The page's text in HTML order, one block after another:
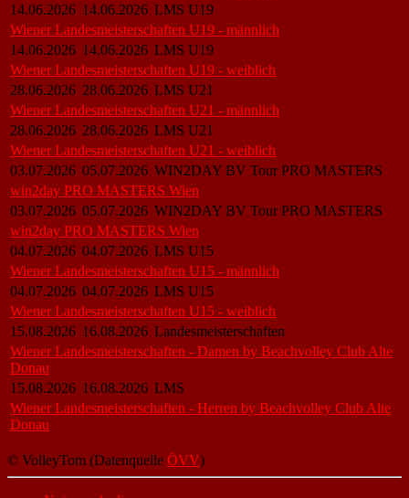
14.06.2026 14.06.2026 LMS U19
Wiener Landesmeisterschaften U19 - männlich
14.06.2026 14.06.2026 LMS U19
Wiener Landesmeisterschaften U19 - weiblich
28.06.2026 28.06.2026 LMS U21
Wiener Landesmeisterschaften U21 - männlich
28.06.2026 28.06.2026 LMS U21
Wiener Landesmeisterschaften U21 - weiblich
03.07.2026 05.07.2026 WIN2DAY BV Tour PRO MASTERS
win2day PRO MASTERS Wien
03.07.2026 05.07.2026 WIN2DAY BV Tour PRO MASTERS
win2day PRO MASTERS Wien
04.07.2026 04.07.2026 LMS U15
Wiener Landesmeisterschaften U15 - männlich
04.07.2026 04.07.2026 LMS U15
Wiener Landesmeisterschaften U15 - weiblich
15.08.2026 16.08.2026 Landesmeisterschaften
Wiener Landesmeisterschaften - Damen by Beachvolley Club Alte
Donau
15.08.2026 16.08.2026 LMS
Wiener Landesmeisterschaften - Herren by Beachvolley Club Alte
Donau
© VolleyTom (Datenquelle ÖVV)